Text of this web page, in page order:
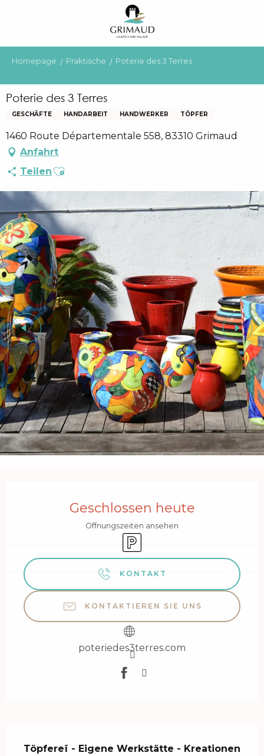
principal
Homepage Praktische Poterie des 3 Terres
Poterie des 3 Terres
GESCHÄFTE HANDARBEIT HANDWERKER TÖPFER
1460 Route Départementale 558, 83310 Grimaud
Anfahrt
Teilen Ajouter aux favoris
Geschlossen heute
Öffnungszeiten ansehen
Parkplatz
KONTAKT
KONTAKTIEREN SIE UNS
poteriedes3terres.com
Töpfereï - Eigene Werkstätte - Kreationen